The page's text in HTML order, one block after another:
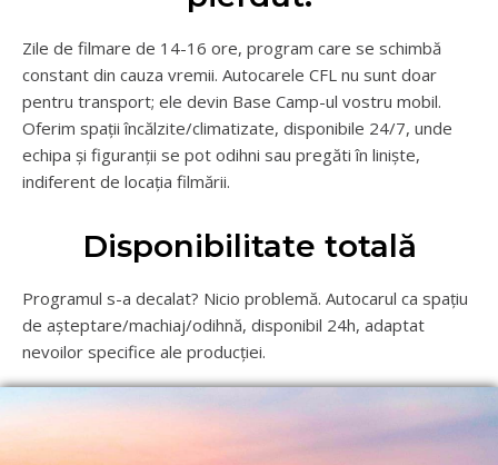
Zile de filmare de 14-16 ore, program care se schimbă
constant din cauza vremii. Autocarele CFL nu sunt doar
pentru transport; ele devin Base Camp-ul vostru mobil.
Oferim spații încălzite/climatizate, disponibile 24/7, unde
echipa și figuranții se pot odihni sau pregăti în liniște,
indiferent de locația filmării.
Disponibilitate totală
Programul s-a decalat? Nicio problemă. Autocarul ca spațiu
de așteptare/machiaj/odihnă, disponibil 24h, adaptat
nevoilor specifice ale producției.